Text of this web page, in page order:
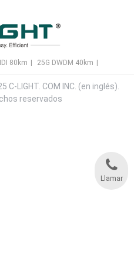
80km 25G DWDM 40km
LIGHT. COM INC. (en inglés).
reservados
Llamar